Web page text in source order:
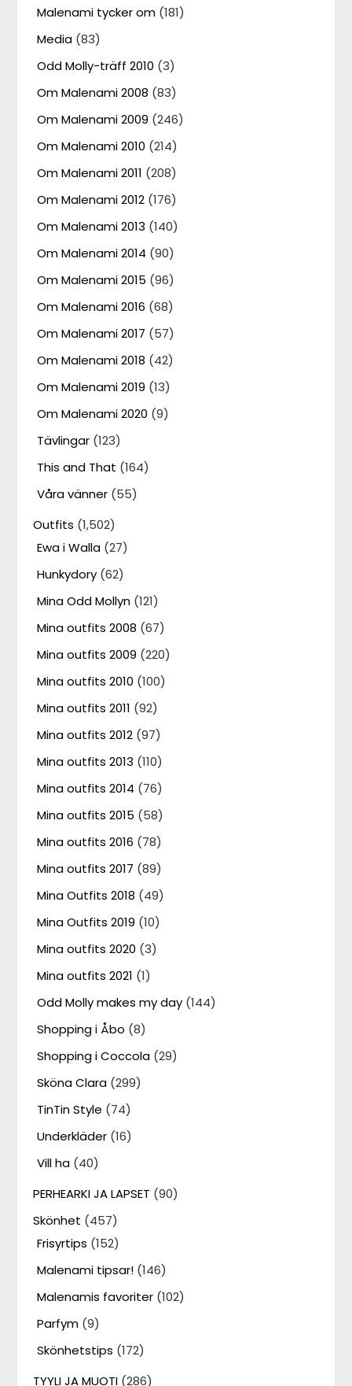
Malenami tycker om (181)
Media (83)
Odd Molly-träff 2010 (3)
Om Malenami 2008 (83)
Om Malenami 2009 (246)
Om Malenami 2010 (214)
Om Malenami 2011 (208)
Om Malenami 2012 (176)
Om Malenami 2013 (140)
Om Malenami 2014 (90)
Om Malenami 2015 (96)
Om Malenami 2016 (68)
Om Malenami 2017 (57)
Om Malenami 2018 (42)
Om Malenami 2019 (13)
Om Malenami 2020 (9)
Tävlingar (123)
This and That (164)
Våra vänner (55)
Outfits (1,502)
Ewa i Walla (27)
Hunkydory (62)
Mina Odd Mollyn (121)
Mina outfits 2008 (67)
Mina outfits 2009 (220)
Mina outfits 2010 (100)
Mina outfits 2011 (92)
Mina outfits 2012 (97)
Mina outfits 2013 (110)
Mina outfits 2014 (76)
Mina outfits 2015 (58)
Mina outfits 2016 (78)
Mina outfits 2017 (89)
Mina Outfits 2018 (49)
Mina Outfits 2019 (10)
Mina outfits 2020 (3)
Mina outfits 2021 (1)
Odd Molly makes my day (144)
Shopping i Åbo (8)
Shopping i Coccola (29)
Sköna Clara (299)
TinTin Style (74)
Underkläder (16)
Vill ha (40)
PERHEARKI JA LAPSET (90)
Skönhet (457)
Frisyrtips (152)
Malenami tipsar! (146)
Malenamis favoriter (102)
Parfym (9)
Skönhetstips (172)
TYYLI JA MUOTI (286)